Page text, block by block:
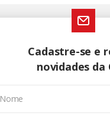
Cadastre-se e
novidades da
Nome